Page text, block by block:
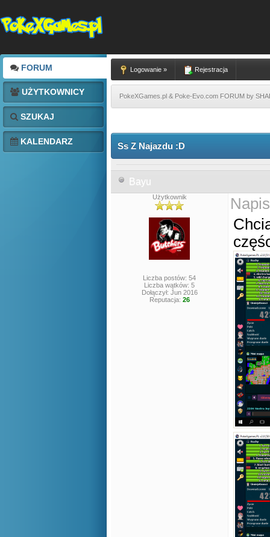
FORUM
UŻYTKOWNICY
SZUKAJ
KALENDARZ
Logowanie » Rejestracja
PokeXGames.pl & Poke-Evo.com FORUM by
Ss Z Najazdu :D
Bayu
Użytkownik
Liczba postów: 54
Liczba wątków: 5
Dołączył: Jun 2016
Reputacja: 26